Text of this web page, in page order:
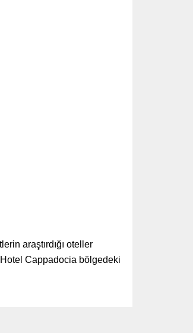
araştırdığı oteller
Cappadocia bölgedeki